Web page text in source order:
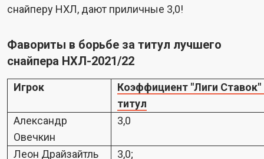
снайперу НХЛ, дают приличные 3,0!
Фавориты в борьбе за титул лучшего
снайпера НХЛ-2021/22
Игрок
Коэффициент "Лиги Ставок"
титул
Александр
Овечкин
3,0
Леон Драйзайтль 3,0;